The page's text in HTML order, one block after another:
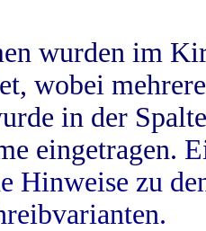
wurden im
wobei
in der
eingetragen.
Hinweise zu